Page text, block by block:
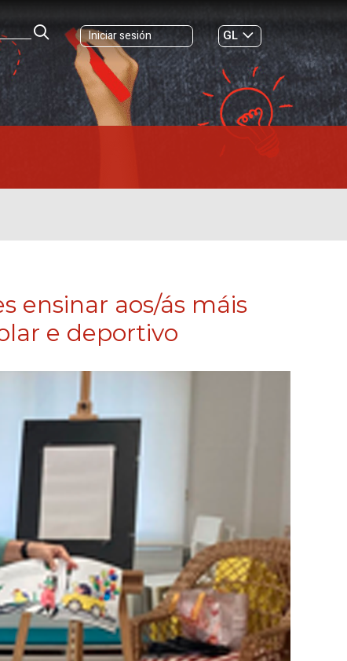
Iniciar sesión
GL
ES|
ensinar aos/ás máis
e deportivo